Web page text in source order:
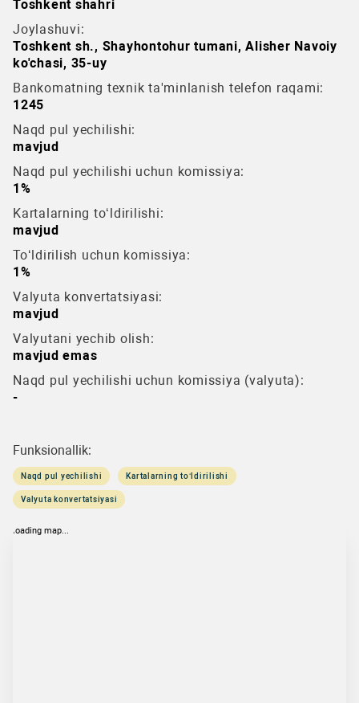
Toshkent shahri
Joylashuvi:
Toshkent sh., Shayhontohur tumani, Alisher Navoiy
ko'chasi, 35-uy
Bankomatning texnik ta'minlanish telefon raqami:
1245
Naqd pul yechilishi:
mavjud
Naqd pul yechilishi uchun komissiya:
1%
Kartalarning to‘ldirilishi:
mavjud
To‘ldirilish uchun komissiya:
1%
Valyuta konvertatsiyasi:
mavjud
Valyutani yechib olish:
mavjud emas
Naqd pul yechilishi uchun komissiya (valyuta):
-
Funksionallik:
Naqd pul yechilishi Kartalarning to‘ldirilishi
Valyuta konvertatsiyasi
loading map...